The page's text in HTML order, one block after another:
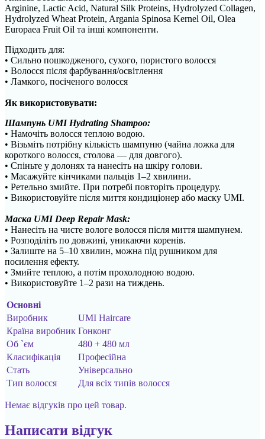
Arginine, Lactic Acid, Natural Silk Proteins, Hydrolyzed Collagen,
Hydrolyzed Wheat Protein, Argania Spinosa Kernel Oil, Olea
Europaea Fruit Oil та інші компоненти.
Підходить для:
• Сильно пошкодженого, сухого, пористого волосся
• Волосся після фарбування/освітлення
• Ламкого, посіченого волосся
Як використовувати:
Шампунь UMI Hydrating Shampoo:
• Намочіть волосся теплою водою.
• Візьміть потрібну кількість шампуню (чайна ложка для
короткого волосся, столова — для довгого).
• Спіньте у долонях та нанесіть на шкіру голови.
• Масажуйте кінчиками пальців 1–2 хвилини.
• Ретельно змийте. При потребі повторіть процедуру.
• Використовуйте після миття кондиціонер або маску UMI.
Маска UMI Deep Repair Mask:
• Нанесіть на чисте вологе волосся після миття шампунем.
• Розподіліть по довжині, уникаючи коренів.
• Залиште на 5–10 хвилин, можна під рушником для
посилення ефекту.
• Змийте теплою, а потім прохолодною водою.
• Використовуйте 1–2 рази на тиждень.
Основні
Виробник
UMI Haircare
Країна виробник Гонконг
Об `єм
480 + 480 мл
Класифікація
Професійна
Стать
Універсально
Тип волосся
Для всіх типів волосся
Немає відгуків про цей товар.
Написати відгук